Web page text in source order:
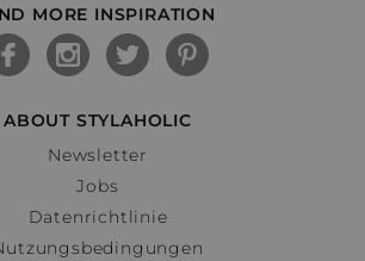
MORE INSPIRATION
ABOUT STYLAHOLIC
Newsletter
Jobs
Datenrichtlinie